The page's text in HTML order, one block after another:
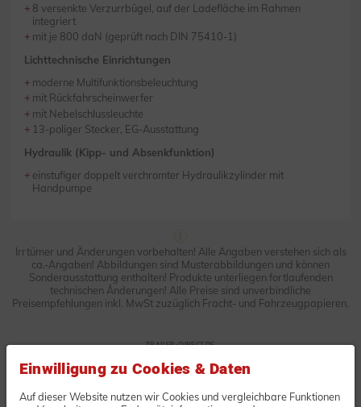
8 versenkte Verzurrbügel, auf der Ladefläche im Rahmen
integriert
mit je 800 daN (geprüft nach DIN 75410-1)
Lichttechnische Einrichtungen
moderne Multifunktionsbeleuchtung
mit Rückfahrscheinwerfer
mit Nebelschlussleuchte
13-poliger Stecker, EG-Ausstattung
Hydraulik (Kipp- und Absenkfunktion)
einstufiger doppelt verchromter Hydraulikzylinder mit
Handpumpe
Irrtümer und Änderungen vorbehalten! Alle Angaben verstehen sich als
ca.-Angaben! Abbildungen sind Musterabbildungen und können
Sonderausstattung enthalten! Produkte unterliegen fortlaufenden
technischen Änderungen! Alle Preise sind unverbindliche
Preisempfehlungen inkl. MwSt zuzüglich Fracht- und Fahrzeugpapieren.
TRAILER-DIRECT.DE
Unverbindliche Anfrage oder
Bestellung
Einwilligung zu Cookies & Daten
Auf dieser Website nutzen wir Cookies und vergleichbare Funktionen